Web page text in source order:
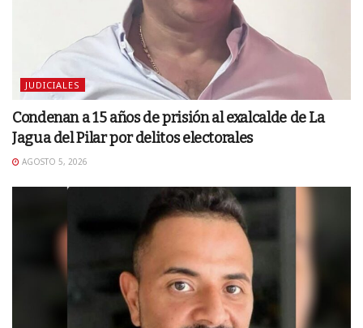
JUDICIALES
Condenan a 15 años de prisión al exalcalde de La
Jagua del Pilar por delitos electorales
AGOSTO 5, 2026